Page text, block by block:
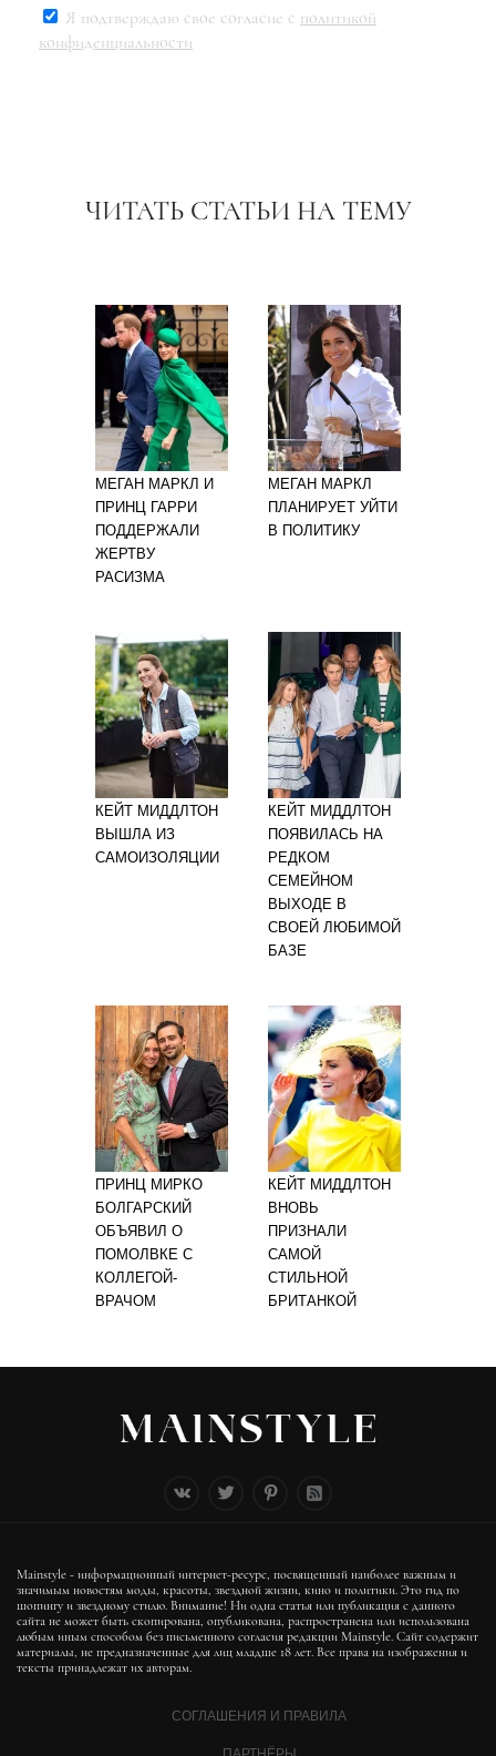
Я подтверждаю свое согласие с политикой
конфиденциальности
ЧИТАТЬ СТАТЬИ НА ТЕМУ
МЕГАН МАРКЛ И
ПРИНЦ ГАРРИ
ПОДДЕРЖАЛИ
ЖЕРТВУ
РАСИЗМА
МЕГАН МАРКЛ
ПЛАНИРУЕТ УЙТИ
В ПОЛИТИКУ
КЕЙТ МИДДЛТОН
ВЫШЛА ИЗ
САМОИЗОЛЯЦИИ
КЕЙТ МИДДЛТОН
ПОЯВИЛАСЬ НА
РЕДКОМ
СЕМЕЙНОМ
ВЫХОДЕ В
СВОЕЙ ЛЮБИМОЙ
БАЗЕ
ПРИНЦ МИРКО
БОЛГАРСКИЙ
ОБЪЯВИЛ О
ПОМОЛВКЕ С
КОЛЛЕГОЙ-
ВРАЧОМ
КЕЙТ МИДДЛТОН
ВНОВЬ
ПРИЗНАЛИ
САМОЙ
СТИЛЬНОЙ
БРИТАНКОЙ
Mainstyle - информационный интернет-ресурс, посвященный наиболее важным и
значимым новостям моды, красоты, звездной жизни, кино и политики. Это гид по
шопингу и звездному стилю. Внимание! Ни одна статья или публикация с данного
сайта не может быть скопирована, опубликована, распространена или использована
любым иным способом без письменного согласия редакции Mainstyle. Сайт содержит
материалы, не предназначенные для лиц младше 18 лет. Все права на изображения и
тексты принадлежат их авторам.
СОГЛАШЕНИЯ И ПРАВИЛА